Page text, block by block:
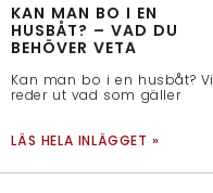
KAN MAN BO I EN
HUSBÅT? – VAD DU
BEHÖVER VETA
Kan man bo i en husbåt? Vi
reder ut vad som gäller
LÄS HELA INLÄGGET »